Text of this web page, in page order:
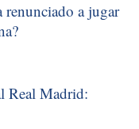
renunciado a jugar
Real Madrid: